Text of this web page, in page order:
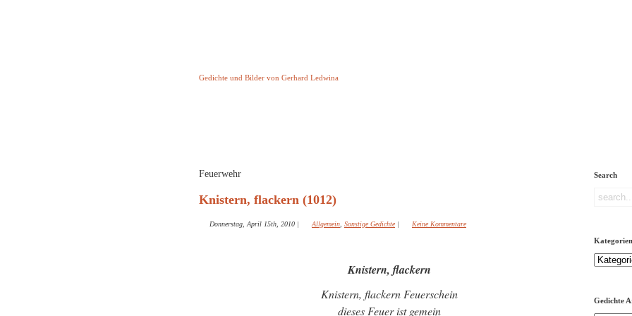
Gedichte und Bilder von Gerhard Ledwina
Feuerwehr
Knistern, flackern (1012)
Donnerstag, April 15th, 2010 | Allgemein Sonstige Gedichte | Keine Kommentare
Knistern, flackern
Knistern, flackern Feuerschein
dieses Feuer ist gemein
Search
Kategorien
Kategorien
Gedichte